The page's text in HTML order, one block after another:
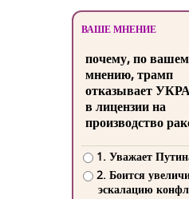
ВАШЕ МНЕНИЕ
почему, по
мнению, трамп
отказывает
в лицензии на
производство
1. Уважает
2. Боится
эскалацию